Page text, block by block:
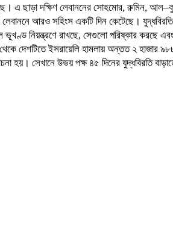
দক্ষিণ লেবাননের সোহমোর, রুমিন,
লেবাননে আরও সহিংস একটি দিন কেটেছে।
ভূখণ্ড নিয়ন্ত্রণে রাখছে, সেগুলো পরিষ্কার করছে
দেশটিতে ইসরায়েলি হামলায় অন্তত ২
হয়। সেখানে উভয় পক্ষ ৪৫ দিনের যুদ্ধবিরতি